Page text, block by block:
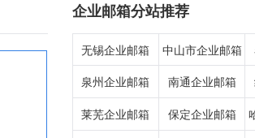
企业邮箱分站推荐
无锡企业邮箱 中山市企业邮箱
泉州企业邮箱 南通企业邮箱
莱芜企业邮箱 保定企业邮箱